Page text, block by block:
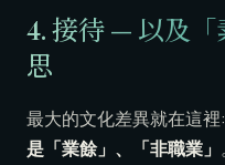
4. 接待 — 以及
思
最大的文化差異就在這裡:
是「業餘」、「非職業」